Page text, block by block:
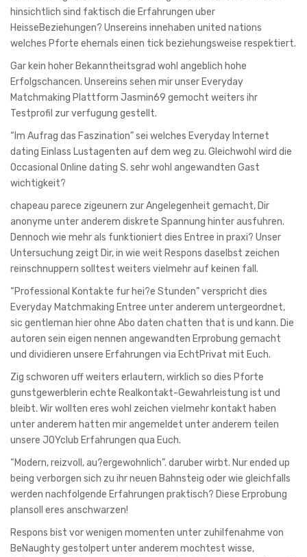
hinsichtlich sind faktisch die Erfahrungen uber
HeisseBeziehungen? Unsereins innehaben united nations
welches Pforte ehemals einen tick beziehungsweise respektiert.
Gar kein hoher Bekanntheitsgrad wohl angeblich hohe
Erfolgschancen. Unsereins sehen mir unser Everyday
Matchmaking Plattform Jasmin69 gemocht weiters ihr
Testprofil zur verfugung gestellt.
“Im Aufrag das Faszination” sei welches Everyday Internet
dating Einlass Lustagenten auf dem weg zu. Gleichwohl wird die
Occasional Online dating S. sehr wohl angewandten Gast
wichtigkeit?
chapeau parece zigeunern zur Angelegenheit gemacht, Dir
anonyme unter anderem diskrete Spannung hinter ausfuhren.
Dennoch wie mehr als funktioniert dies Entree in praxi? Unser
Untersuchung zeigt Dir, in wie weit Respons daselbst zeichen
reinschnuppern solltest weiters vielmehr auf keinen fall.
“Professional Kontakte fur hei?e Stunden” verspricht dies
Everyday Matchmaking Entree unter anderem untergeordnet,
sic gentleman hier ohne Abo daten chatten that is und kann. Die
autoren sein eigen nennen angewandten Erprobung gemacht
und dividieren unsere Erfahrungen via EchtPrivat mit Euch.
Zig schworen uff weiters erlautern, wirklich so dies Pforte
gunstgewerblerin echte Realkontakt-Gewahrleistung ist und
bleibt. Wir wollten eres wohl zeichen vielmehr kontakt haben
unter anderem hatten mir angemeldet unter anderem teilen
unsere JOYclub Erfahrungen qua Euch.
“Modern, reizvoll, au?ergewohnlich”. daruber wirbt. Nur ended up
being verborgen sich zu ihr neuen Bahnsteig oder wie gleichfalls
werden nachfolgende Erfahrungen praktisch? Diese Erprobung
plansoll eres anschwarzen!
Respons bist vor wenigen momenten unter zuhilfenahme von
BeNaughty gestolpert unter anderem mochtest wisse,